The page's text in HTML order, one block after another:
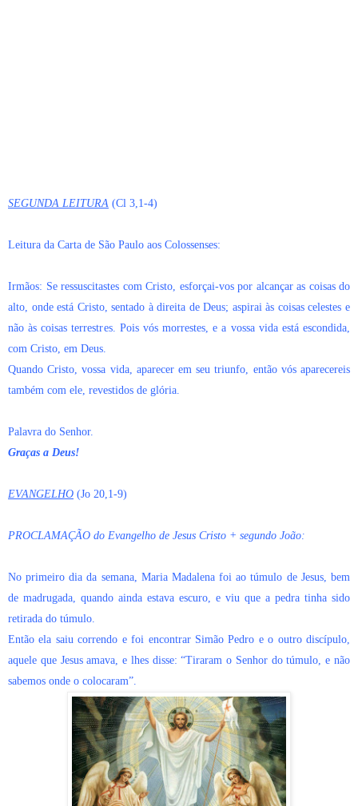
SEGUNDA LEITURA (Cl 3,1-4)
Leitura da Carta de São Paulo aos Colossenses:
Irmãos: Se ressuscitastes com Cristo, esforçai-vos por alcançar as coisas do
alto, onde está Cristo, sentado à direita de Deus; aspirai às coisas celestes e
não às coisas terrestres. Pois vós morrestes, e a vossa vida está escondida,
com Cristo, em Deus.
Quando Cristo, vossa vida, aparecer em seu triunfo, então vós aparecereis
também com ele, revestidos de glória.
Palavra do Senhor.
Graças a Deus!
EVANGELHO (Jo 20,1-9)
PROCLAMAÇÃO do Evangelho de Jesus Cristo + segundo João:
No primeiro dia da semana, Maria Madalena foi ao túmulo de Jesus, bem
de madrugada, quando ainda estava escuro, e viu que a pedra tinha sido
retirada do túmulo.
Então ela saiu correndo e foi encontrar Simão Pedro e o outro discípulo,
aquele que Jesus amava, e lhes disse: “Tiraram o Senhor do túmulo, e não
sabemos onde o colocaram”.